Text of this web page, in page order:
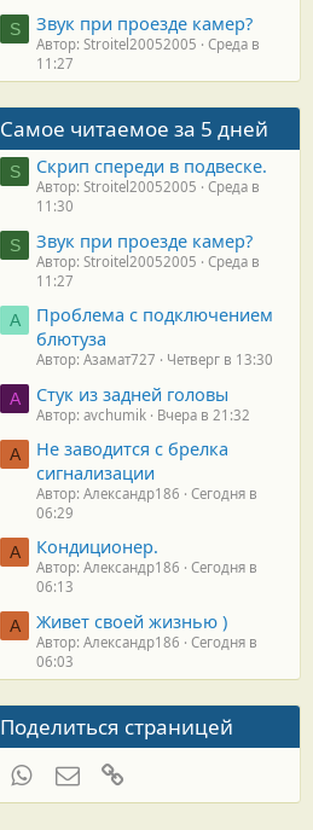
S Звук при проезде камер?
Автор: Stroitel20052005
Среда в
11:27
Самое читаемое за 5 дней
S Скрип спереди в подвеске.
Автор: Stroitel20052005
Среда в
11:30
S Звук при проезде камер?
Автор: Stroitel20052005
Среда в
11:27
А
Проблема с подключением
блютуза
Автор: Азамат727 Четверг в 13:30
A Стук из задней головы
Автор: avchumik Вчера в 21:32
А
Не заводится с брелка
сигнализации
Автор: Александр186
Сегодня в
06:29
А Кондиционер.
Автор: Александр186
Сегодня в
06:13
А Живет своей жизнью )
Автор: Александр186
Сегодня в
06:03
Поделиться страницей
WhatsAppЭлектронная почта